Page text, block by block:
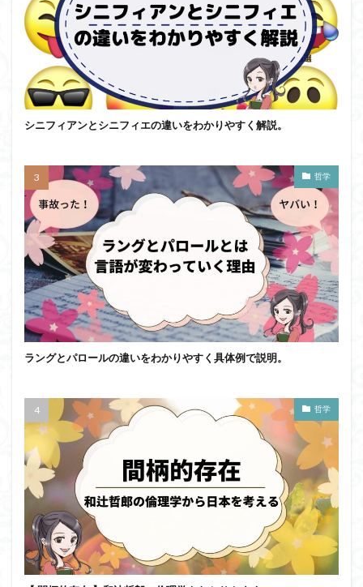
シニフィアンとシニフィエの違いをわかりやすく解説。
哲学
ラングとパロールの違いをわかりやすく具体例で説明。
哲学